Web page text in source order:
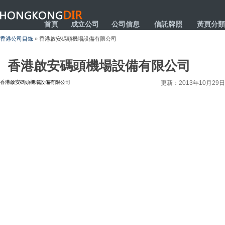
HONGKONGDIR
首頁 成立公司 公司信息 信託牌照 黃頁分類
香港公司目錄 » 香港啟安碼頭機場設備有限公司
香港啟安碼頭機場設備有限公司
香港啟安碼頭機場設備有限公司 更新：2013年10月29日